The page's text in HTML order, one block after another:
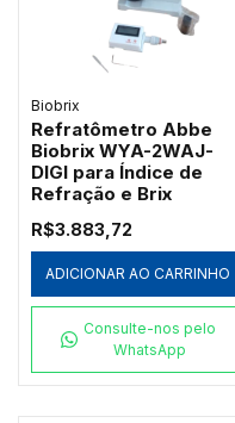
Biobrix
Refratômetro Abbe
Biobrix WYA-2WAJ-
DIGI para Índice de
Refração e Brix
R$3.883,72
ADICIONAR AO CARRINHO
Consulte-nos pelo
WhatsApp